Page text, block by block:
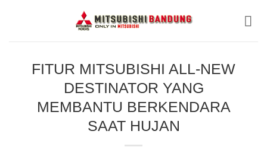
FITUR MITSUBISHI ALL-NEW
DESTINATOR YANG
MEMBANTU BERKENDARA
SAAT HUJAN